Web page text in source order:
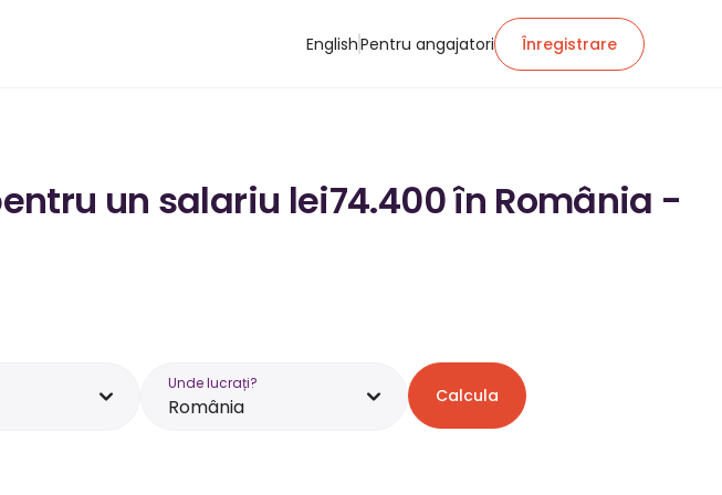
EnglishPentru angajatori Înregistrare
un salariu lei74.400 în România -
Unde lucrați?
România Calcula